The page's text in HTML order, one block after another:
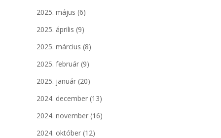
2025. május (6)
2025. április (9)
2025. március (8)
2025. február (9)
2025. január (20)
2024. december (13)
2024. november (16)
2024. október (12)